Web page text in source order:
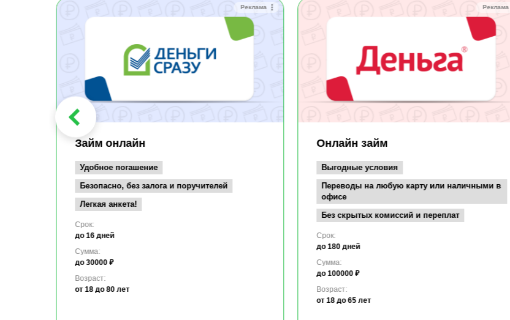
Реклама
Займ онлайн
Удобное погашение
Безопасно, без залога и поручителей
Легкая анкета!
Срок:
до 16 дней
Сумма:
до 30000 ₽
Возраст:
от 18 до 80 лет
Реклама
Онлайн займ
Выгодные условия
Переводы на любую карту или наличными в
офисе
Без скрытых комиссий и переплат
Срок:
до 180 дней
Сумма:
до 100000 ₽
Возраст:
от 18 до 65 лет